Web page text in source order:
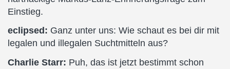
Einstieg.
eclipsed: Ganz unter uns: Wie schaut es bei dir mit
legalen und illegalen Suchtmitteln aus?
Charlie Starr: Puh, das ist jetzt bestimmt schon